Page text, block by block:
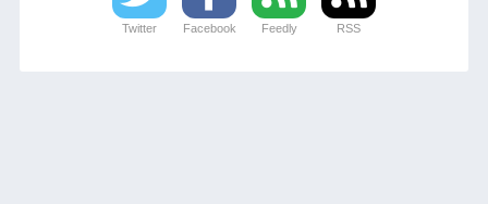
Twitter Facebook Feedly RSS